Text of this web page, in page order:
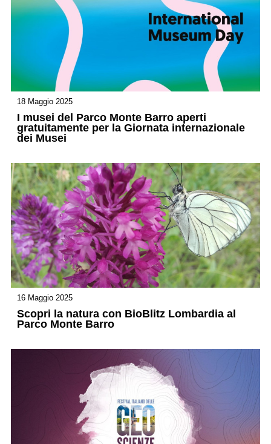
18 Maggio 2025
I musei del Parco Monte Barro aperti
gratuitamente per la Giornata internazionale
dei Musei
16 Maggio 2025
Scopri la natura con BioBlitz Lombardia al
Parco Monte Barro